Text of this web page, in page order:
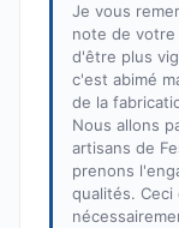
Je vous
note de votre
d'être plus
c'est abimé
de la
Nous allons
artisans de
prenons
qualités.